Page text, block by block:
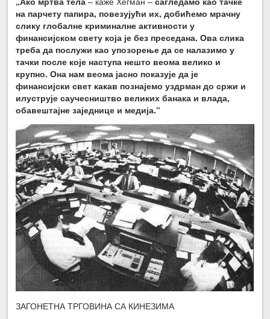
на парчету папира, повезујући их, добићемо мрачну
слику глобалне криминалне активности у
финансијском свету која је без преседана. Ова слика
треба да послужи као упозорење да се налазимо у
тачки после које наступа нешто веома велико и
крупно. Она нам веома јасно показује да је
финансијски свет какав познајемо уздрман до сржи и
илуструје саучесништво великих банака и влада,
обавештајне заједнице и медија.“
ЗАГОНЕТНА ТРГОВИНА СА КИНЕЗИМА